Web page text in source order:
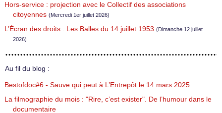
Hors-service : projection avec le Collectif des associations
citoyennes (Mercredi 1er juillet 2026)
L’Écran des droits : Les Balles du 14 juillet 1953 (Dimanche 12 juillet
2026)
Au fil du blog :
Bestofdoc#6 - Sauve qui peut à L’Entrepôt le 14 mars 2025
La filmographie du mois : "Rire, c’est exister". De l’humour dans le
documentaire